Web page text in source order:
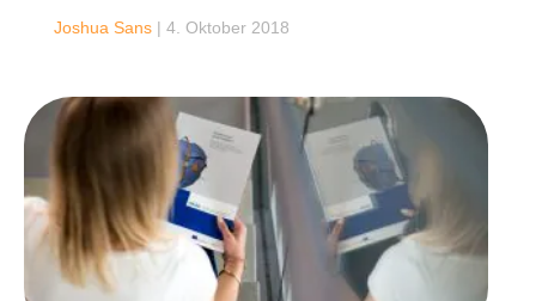
Joshua Sans | 4. Oktober 2018